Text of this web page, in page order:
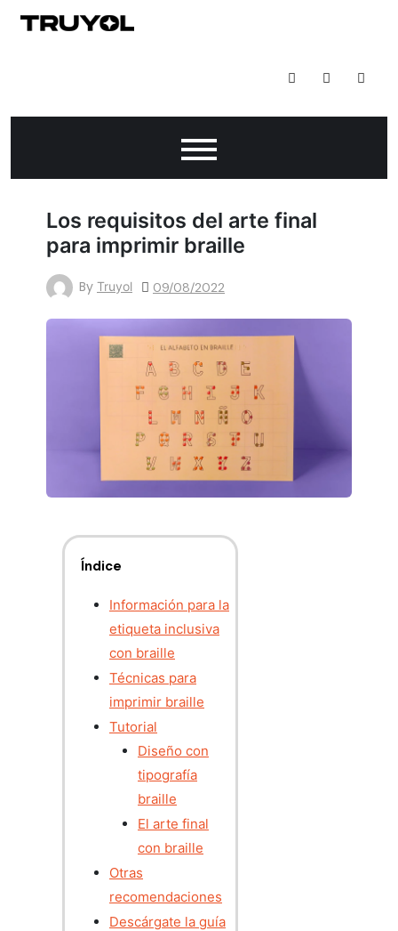
Los requisitos del arte final
para imprimir braille
By Truyol 09/08/2022
Índice
Información para la
etiqueta inclusiva
con braille
Técnicas para
imprimir braille
Tutorial
Diseño con
tipografía
braille
El arte final
con braille
Otras
recomendaciones
Descárgate la guía